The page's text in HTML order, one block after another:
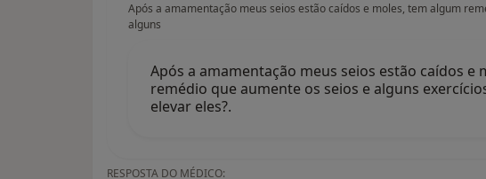
Após a amamentação meus seios estão caídos e moles, tem algum
alguns
Após a amamentação meus seios estão caídos e
remédio que aumente os seios e alguns
elevar eles?.
RESPOSTA DO MÉDICO: